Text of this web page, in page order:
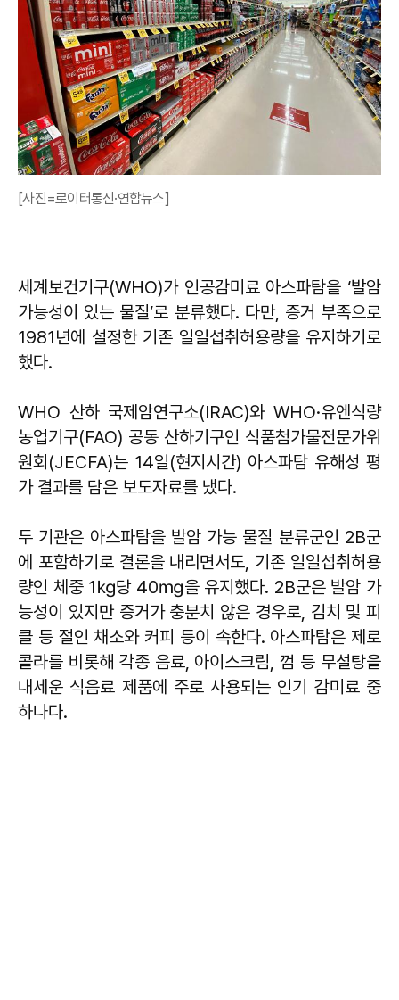
[사진=로이터통신·연합뉴스]
세계보건기구(WHO)가 인공감미료 아스파탐을 ‘발암
가능성이 있는 물질’로 분류했다. 다만, 증거 부족으로
1981년에 설정한 기존 일일섭취허용량을 유지하기로
했다.
WHO 산하 국제암연구소(IRAC)와 WHO·유엔식량
농업기구(FAO) 공동 산하기구인 식품첨가물전문가위
원회(JECFA)는 14일(현지시간) 아스파탐 유해성 평
가 결과를 담은 보도자료를 냈다.
두 기관은 아스파탐을 발암 가능 물질 분류군인 2B군
에 포함하기로 결론을 내리면서도, 기존 일일섭취허용
량인 체중 1㎏당 40㎎을 유지했다. 2B군은 발암 가
능성이 있지만 증거가 충분치 않은 경우로, 김치 및 피
클 등 절인 채소와 커피 등이 속한다. 아스파탐은 제로
콜라를 비롯해 각종 음료, 아이스크림, 껌 등 무설탕을
내세운 식음료 제품에 주로 사용되는 인기 감미료 중
하나다.